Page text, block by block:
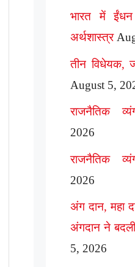
भारत में
अर्थशास्त्र
तीन विधेयक,
August 5,
राजनैतिक
2026
राजनैतिक
2026
अंग दान, महा
अंगदान ने
5, 2026